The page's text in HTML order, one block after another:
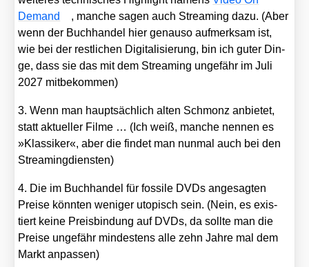
Demand
, man­che sagen auch Strea­ming dazu. (Aber
wenn der Buch­han­del hier genau­so auf­merk­sam ist,
wie bei der rest­li­chen Digi­ta­li­sie­rung, bin ich guter Din­
ge, dass sie das mit dem Strea­ming unge­fähr im Juli
2027 mit­be­kom­men)
3. Wenn man haupt­säch­lich alten Schmonz anbie­tet,
statt aktu­el­ler Fil­me … (Ich weiß, man­che nen­nen es
»Klas­si­ker«, aber die fin­det man nun­mal auch bei den
Strea­ming­diens­ten)
4. Die im Buch­han­del für fos­si­le DVDs ange­sag­ten
Prei­se könn­ten weni­ger uto­pisch sein. (Nein, es exis­
tiert kei­ne Preis­bin­dung auf DVDs, da soll­te man die
Prei­se unge­fähr min­des­tens alle zehn Jah­re mal dem
Markt anpas­sen)